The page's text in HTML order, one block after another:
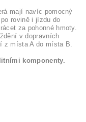
mají navíc pomocný
rovině i jízdu do
za pohonné hmoty.
v dopravních
z místa A do místa B.
komponenty.